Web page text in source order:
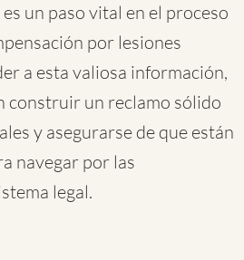
un paso vital en el proceso
por lesiones
a esta valiosa información,
construir un reclamo sólido
y asegurarse de que están
navegar por las
legal.